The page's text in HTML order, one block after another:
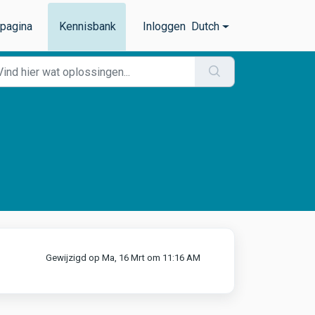
Kennisbank Inloggen Dutch
Gewijzigd op Ma, 16 Mrt om 11:16 AM